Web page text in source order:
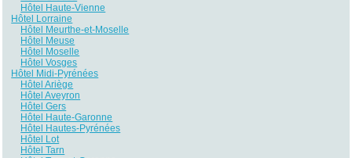
Hôtel Haute-Vienne
Hôtel Lorraine
Hôtel Meurthe-et-Moselle
Hôtel Meuse
Hôtel Moselle
Hôtel Vosges
Hôtel Midi-Pyrénées
Hôtel Ariège
Hôtel Aveyron
Hôtel Gers
Hôtel Haute-Garonne
Hôtel Hautes-Pyrénées
Hôtel Lot
Hôtel Tarn